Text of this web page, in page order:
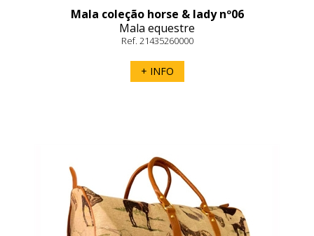
Mala coleção horse & lady nº06
Mala equestre
Ref. 21435260000
+ INFO